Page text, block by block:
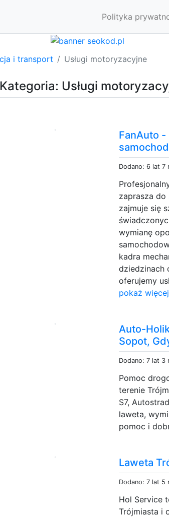
Polityka
i transport Usługi motoryzacyjne
Kategoria: Usługi
FanAuto
Dodano: 6 lat 7
zaprasza do
zajmuje się
wymianę
kadra
dziedzinach
oferujemy
pokaż
Auto-
Sopot,
Dodano: 7 lat 3
Pomoc
terenie
S7,
laweta,
pomoc i
Laweta
Dodano: 7 lat 5
Hol Service
Trójmiasta i